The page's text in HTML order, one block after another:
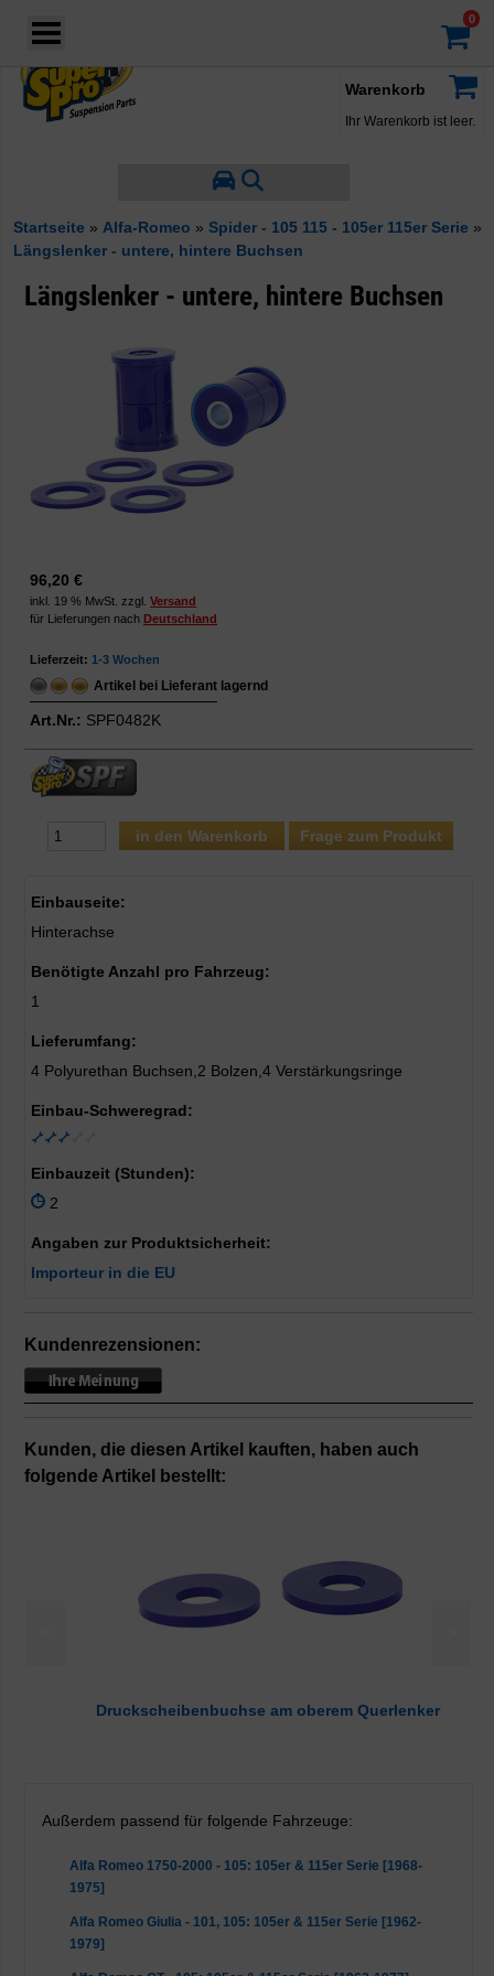
Warenkorb
Ihr Warenkorb ist leer.
Startseite » Alfa-Romeo » Spider - 105 115 - 105er 115er Serie »
Längslenker - untere, hintere Buchsen
Längslenker - untere, hintere Buchsen
96,20 €
inkl. 19 % MwSt. zzgl. Versand
für Lieferungen nach Deutschland
Lieferzeit: 1-3 Wochen
Artikel bei Lieferant lagernd
Art.Nr.: SPF0482K
Frage zum Produkt
Einbauseite:
Hinterachse
Benötigte Anzahl pro Fahrzeug:
1
Lieferumfang:
4 Polyurethan Buchsen,2 Bolzen,4 Verstärkungsringe
Einbau-Schweregrad:
Einbauzeit (Stunden):
2
Angaben zur Produktsicherheit:
Importeur in die EU
Kundenrezensionen:
Kunden, die diesen Artikel kauften, haben auch
folgende Artikel bestellt:
Druckscheibenbuchse am oberem Querlenker
Außerdem passend für folgende Fahrzeuge:
Alfa Romeo 1750-2000 - 105: 105er & 115er Serie [1968-
1975]
Alfa Romeo Giulia - 101, 105: 105er & 115er Serie [1962-
1979]